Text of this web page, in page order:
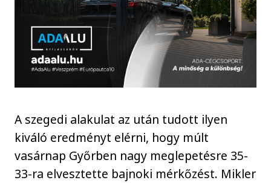
A szegedi alakulat az után tudott ilyen
kiváló eredményt elérni, hogy múlt
vasárnap Győrben nagy meglepetésre 35-
33-ra elvesztette bajnoki mérkőzést. Mikler